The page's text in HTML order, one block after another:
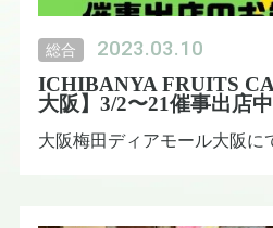
総合 2023.03.10
ICHIBANYA FRUITS
大阪】3/2〜21催事出店中
大阪梅田ディアモール大阪に